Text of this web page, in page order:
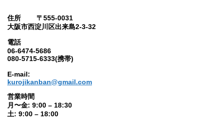
住所 〒555-0031
大阪市西淀川区出来島2-3-32
電話
06-6474-5686
080-5715-6333(携帯)
E-mail:
kurojikanban@gmail.com
営業時間
月〜金: 9:00 – 18:30
土: 9:00 – 18:00